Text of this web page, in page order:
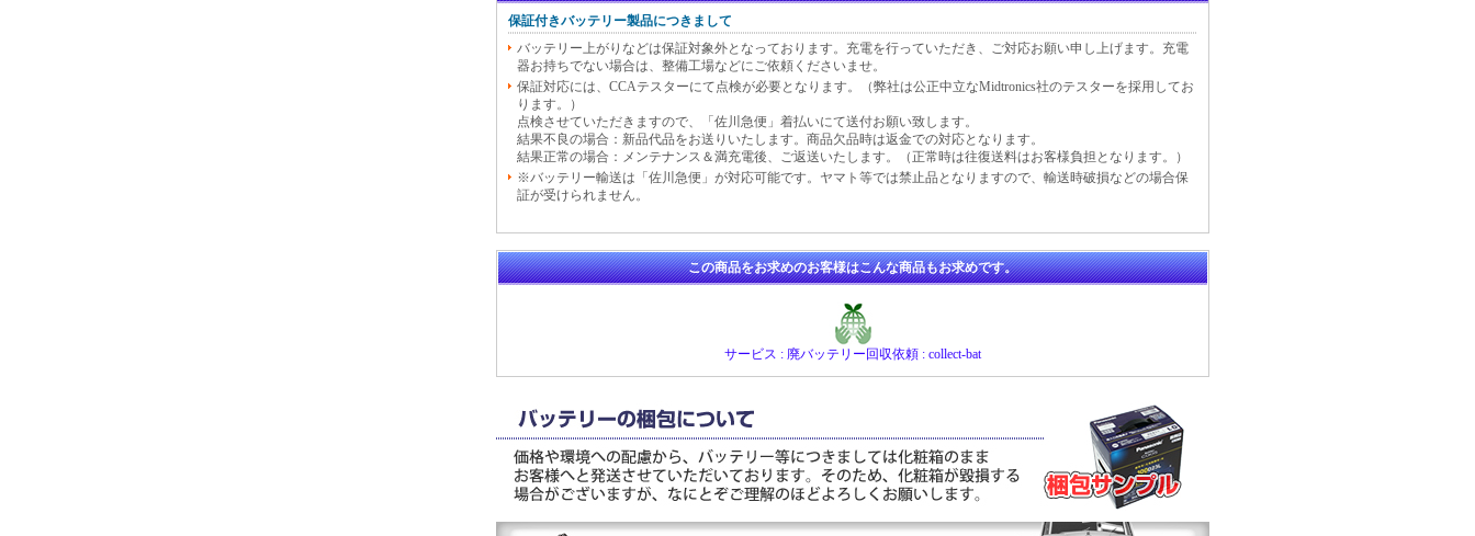
保証付きバッテリー製品につきまして
バッテリー上がりなどは保証対象外となっております。充電を行っていただき、ご対応お願い申し上げます。充電
器お持ちでない場合は、整備工場などにご依頼くださいませ。
保証対応には、CCAテスターにて点検が必要となります。（弊社は公正中立なMidtronics社のテスターを採用してお
ります。）
点検させていただきますので、「佐川急便」着払いにて送付お願い致します。
結果不良の場合：新品代品をお送りいたします。商品欠品時は返金での対応となります。
結果正常の場合：メンテナンス＆満充電後、ご返送いたします。（正常時は往復送料はお客様負担となります。）
※バッテリー輸送は「佐川急便」が対応可能です。ヤマト等では禁止品となりますので、輸送時破損などの場合保
証が受けられません。
この商品をお求めのお客様はこんな商品もお求めです。
サービス : 廃バッテリー回収依頼 : collect-bat